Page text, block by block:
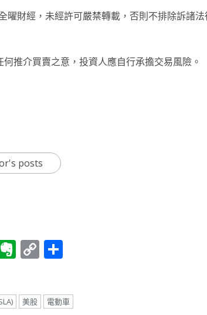
曜財經，未經許可嚴禁轉載，否則不排除訴諸法
推介買賣之意，投資人應自行承擔交易風險。
posts
Evernote
Copy
美股 電動車